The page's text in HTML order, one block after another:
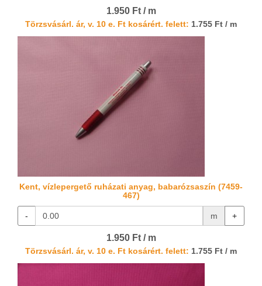
1.950 Ft / m
Törzsvásárl. ár, v. 10 e. Ft kosárért. felett: 1.755 Ft / m
Kent, vízlepergető ruházati anyag, babarózsaszín (7459-
467)
- m +
1.950 Ft / m
Törzsvásárl. ár, v. 10 e. Ft kosárért. felett: 1.755 Ft / m